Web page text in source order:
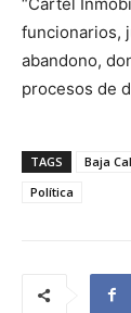
funcionarios,
abandono,
procesos de
TAGS Baja
Política